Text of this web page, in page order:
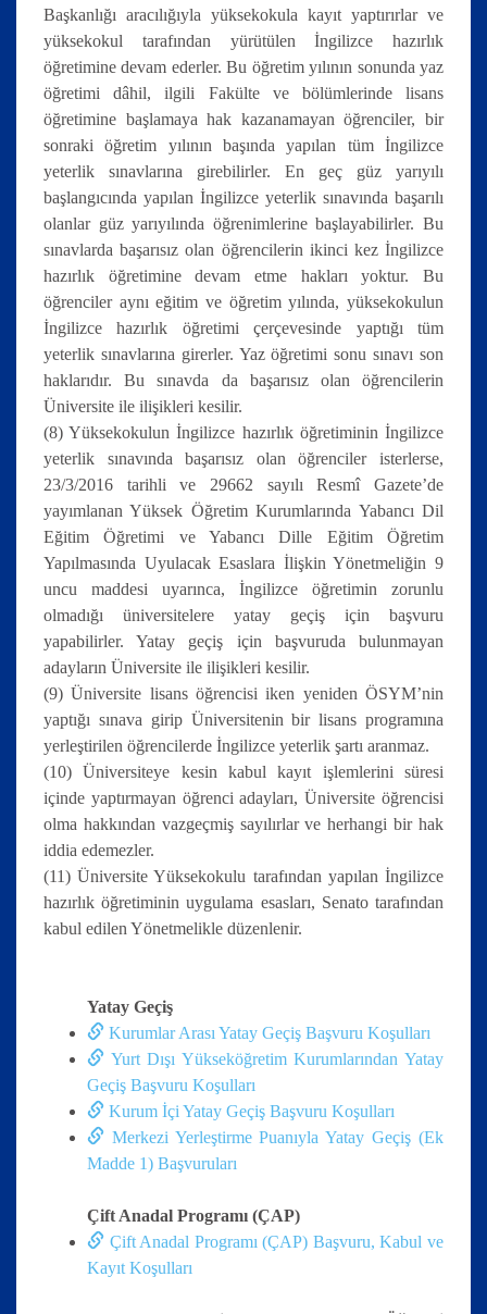
Başkanlığı aracılığıyla yüksekokula kayıt yaptırırlar ve
yüksekokul tarafından yürütülen İngilizce hazırlık
öğretimine devam ederler. Bu öğretim yılının sonunda yaz
öğretimi dâhil, ilgili Fakülte ve bölümlerinde lisans
öğretimine başlamaya hak kazanamayan öğrenciler, bir
sonraki öğretim yılının başında yapılan tüm İngilizce
yeterlik sınavlarına girebilirler. En geç güz yarıyılı
başlangıcında yapılan İngilizce yeterlik sınavında başarılı
olanlar güz yarıyılında öğrenimlerine başlayabilirler. Bu
sınavlarda başarısız olan öğrencilerin ikinci kez İngilizce
hazırlık öğretimine devam etme hakları yoktur. Bu
öğrenciler aynı eğitim ve öğretim yılında, yüksekokulun
İngilizce hazırlık öğretimi çerçevesinde yaptığı tüm
yeterlik sınavlarına girerler. Yaz öğretimi sonu sınavı son
haklarıdır. Bu sınavda da başarısız olan öğrencilerin
Üniversite ile ilişikleri kesilir.
(8) Yüksekokulun İngilizce hazırlık öğretiminin İngilizce
yeterlik sınavında başarısız olan öğrenciler isterlerse,
23/3/2016 tarihli ve 29662 sayılı Resmî Gazete’de
yayımlanan Yüksek Öğretim Kurumlarında Yabancı Dil
Eğitim Öğretimi ve Yabancı Dille Eğitim Öğretim
Yapılmasında Uyulacak Esaslara İlişkin Yönetmeliğin 9
uncu maddesi uyarınca, İngilizce öğretimin zorunlu
olmadığı üniversitelere yatay geçiş için başvuru
yapabilirler. Yatay geçiş için başvuruda bulunmayan
adayların Üniversite ile ilişikleri kesilir.
(9) Üniversite lisans öğrencisi iken yeniden ÖSYM’nin
yaptığı sınava girip Üniversitenin bir lisans programına
yerleştirilen öğrencilerde İngilizce yeterlik şartı aranmaz.
(10) Üniversiteye kesin kabul kayıt işlemlerini süresi
içinde yaptırmayan öğrenci adayları, Üniversite öğrencisi
olma hakkından vazgeçmiş sayılırlar ve herhangi bir hak
iddia edemezler.
(11) Üniversite Yüksekokulu tarafından yapılan İngilizce
hazırlık öğretiminin uygulama esasları, Senato tarafından
kabul edilen Yönetmelikle düzenlenir.
Yatay Geçiş
Kurumlar Arası Yatay Geçiş Başvuru Koşulları
Yurt Dışı Yükseköğretim Kurumlarından Yatay
Geçiş Başvuru Koşulları
Kurum İçi Yatay Geçiş Başvuru Koşulları
Merkezi Yerleştirme Puanıyla Yatay Geçiş (Ek
Madde 1) Başvuruları
Çift Anadal Programı (ÇAP)
Çift Anadal Programı (ÇAP) Başvuru, Kabul ve
Kayıt Koşulları